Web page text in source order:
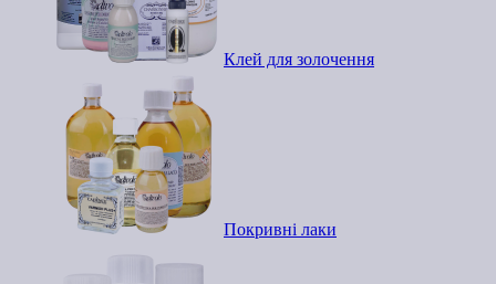
Клей для золочення
Покривні лаки